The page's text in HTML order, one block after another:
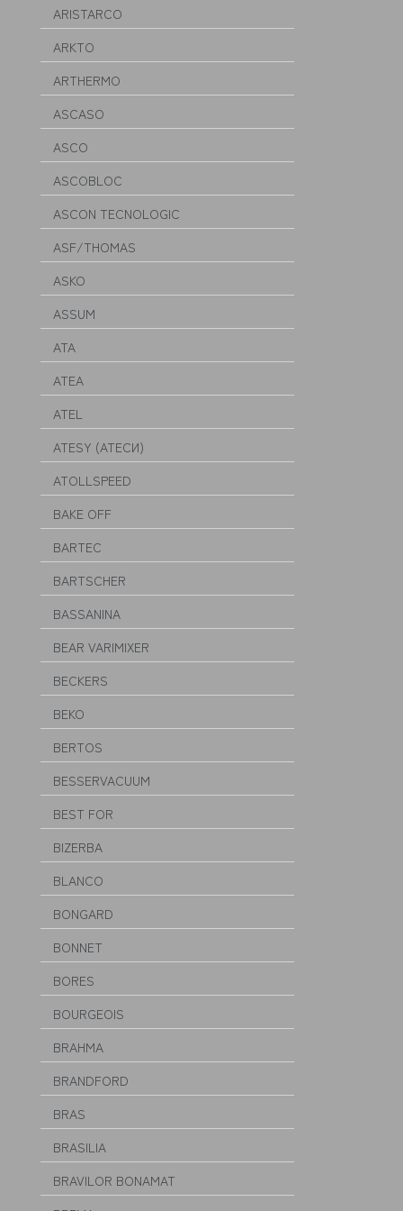
ARISTARCO
ARKTO
ARTHERMO
ASCASO
ASCO
ASCOBLOC
ASCON TECNOLOGIC
ASF/THOMAS
ASKO
ASSUM
ATA
ATEA
ATEL
ATESY (АТЕСИ)
ATOLLSPEED
BAKE OFF
BARTEC
BARTSCHER
BASSANINA
BEAR VARIMIXER
BECKERS
BEKO
BERTOS
BESSERVACUUM
BEST FOR
BIZERBA
BLANCO
BONGARD
BONNET
BORES
BOURGEOIS
BRAHMA
BRANDFORD
BRAS
BRASILIA
BRAVILOR BONAMAT